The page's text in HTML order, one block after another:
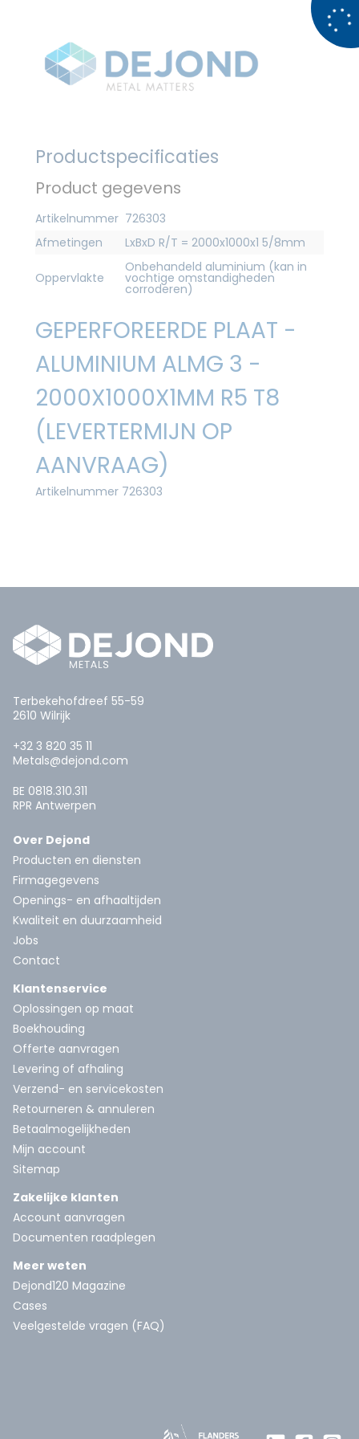
Productspecificaties
Product gegevens
Artikelnummer 726303
Afmetingen
LxBxD R/T = 2000x1000x1 5/8mm
Oppervlakte
Onbehandeld aluminium (kan in
vochtige omstandigheden
corroderen)
GEPERFOREERDE PLAAT -
ALUMINIUM ALMG 3 -
2000X1000X1MM R5 T8
(LEVERTERMIJN OP
AANVRAAG)
Artikelnummer 726303
Terbekehofdreef 55-59
2610 Wilrijk
+32 3 820 35 11
Metals@dejond.com
BE 0818.310.311
RPR Antwerpen
Over Dejond
Producten en diensten
Firmagegevens
Openings- en afhaaltijden
Kwaliteit en duurzaamheid
Jobs
Contact
Klantenservice
Oplossingen op maat
Boekhouding
Offerte aanvragen
Levering of afhaling
Verzend- en servicekosten
Retourneren & annuleren
Betaalmogelijkheden
Mijn account
Sitemap
Zakelijke klanten
Account aanvragen
Documenten raadplegen
Meer weten
Dejond120 Magazine
Cases
Veelgestelde vragen (FAQ)